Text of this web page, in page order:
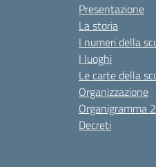
Presentazione
La storia
I numeri della
I luoghi
Le carte della
Organizzazione
Organigramma
Decreti